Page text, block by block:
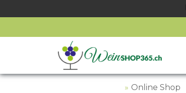
Online Shop